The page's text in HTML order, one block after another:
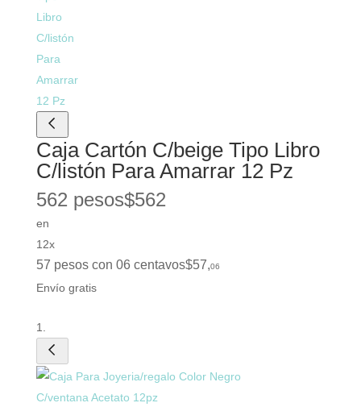
Caja Cartón C/beige Tipo Libro
C/listón Para Amarrar 12 Pz
562 pesos$562
en
12x
57 pesos con 06 centavos$57,06
Envío gratis